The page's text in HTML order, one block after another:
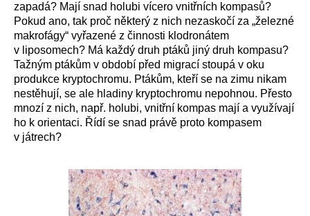
zapadá? Mají snad holubi vícero vnitřních kompasů?
Pokud ano, tak proč některý z nich nezaskočí za „železné
makrofágy“ vyřazené z činnosti klodronátem
v liposomech? Má každý druh ptáků jiný druh kompasu?
Tažným ptákům v období před migrací stoupá v oku
produkce kryptochromu. Ptákům, kteří se na zimu nikam
nestěhují, se ale hladiny kryptochromu nepohnou. Přesto
mnozí z nich, např. holubi, vnitřní kompas mají a využívají
ho k orientaci. Řídí se snad právě proto kompasem
v játrech?